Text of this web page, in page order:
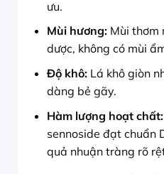
ưu.
Mùi hương:Mùi thơm
dược, không có mùi
Độ khô:Lá khô giòn
dàng bẻ gãy.
Hàm lượng hoạt chất:
sennoside đạt chuẩn
quả nhuận tràng rõ